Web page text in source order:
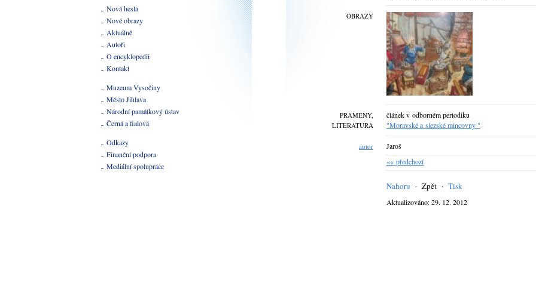
Nová hesla
Nové obrazy
Aktuálně
Autoři
O encyklopedii
Kontakt
Muzeum Vysočiny
Město Jihlava
Národní památkový ústav
Černá a fialová
Odkazy
Finanční podpora
Mediální spolupráce
OBRAZY
PRAMENY,
LITERATURA
článek v odborném periodiku
"Moravské a slezské mincovny "
autor
Jaroš
«« předchozí
Nahoru · Zpět · Tisk
Aktualizováno: 29. 12. 2012